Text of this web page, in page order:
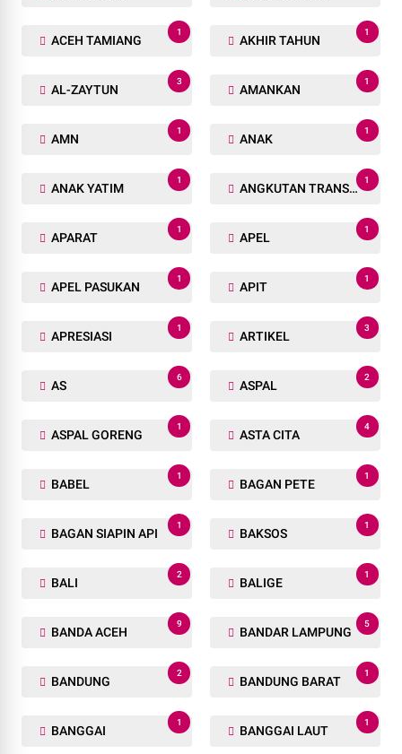
ACEH TAMIANG
1
AKHIR TAHUN
1
AL-ZAYTUN
3
AMANKAN
1
AMN
1
ANAK
1
ANAK YATIM
1
ANGKUTAN TRANSPORTASI
1
APARAT
1
APEL
1
APEL PASUKAN
1
APIT
1
APRESIASI
1
ARTIKEL
3
AS
6
ASPAL
2
ASPAL GORENG
1
ASTA CITA
4
BABEL
1
BAGAN PETE
1
BAGAN SIAPIN API
1
BAKSOS
1
BALI
2
BALIGE
1
BANDA ACEH
9
BANDAR LAMPUNG
5
BANDUNG
2
BANDUNG BARAT
1
BANGGAI
1
BANGGAI LAUT
1